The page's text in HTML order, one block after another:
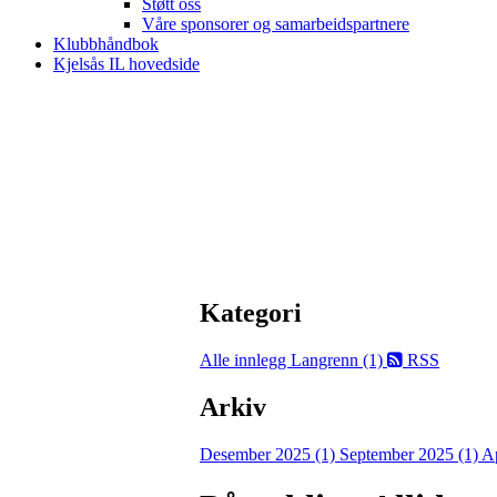
Støtt oss
Våre sponsorer og samarbeidspartnere
Klubbhåndbok
Kjelsås IL hovedside
Kategori
Alle innlegg Langrenn (1) RSS
Arkiv
Desember 2025 (1) September 2025 (1)